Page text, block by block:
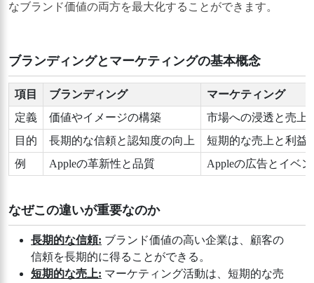
なブランド価値の両方を最大化することができます。
ブランディングとマーケティングの基本概念
項目 ブランディング
マーケティング
定義
価値やイメージの構築
市場への浸透と売上
目的
長期的な信頼と認知度の向上
短期的な売上と利益
例
Appleの革新性と品質 Appleの広告とイベ
なぜこの違いが重要なのか
長期的な信頼: ブランド価値の高い企業は、顧客の
信頼を長期的に得ることができる。
短期的な売上: マーケティング活動は、短期的な売